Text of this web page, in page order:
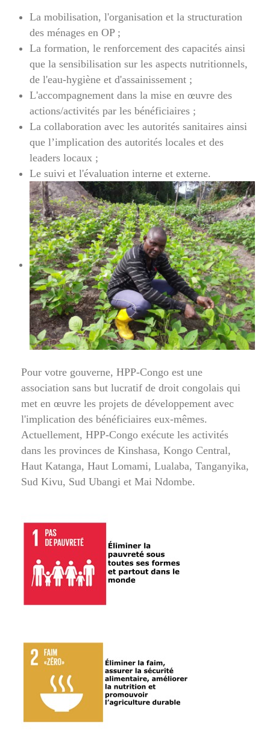
La mobilisation, l'organisation et la structuration
des ménages en OP ;
La formation, le renforcement des capacités ainsi
que la sensibilisation sur les aspects nutritionnels,
de l'eau-hygiène et d'assainissement ;
L'accompagnement dans la mise en œuvre des
actions/activités par les bénéficiaires ;
La collaboration avec les autorités sanitaires ainsi
que l’implication des autorités locales et des
leaders locaux ;
Le suivi et l'évaluation interne et externe.
Pour votre gouverne, HPP-Congo est une
association sans but lucratif de droit congolais qui
met en œuvre les projets de développement avec
l'implication des bénéficiaires eux-mêmes.
Actuellement, HPP-Congo exécute les activités
dans les provinces de Kinshasa, Kongo Central,
Haut Katanga, Haut Lomami, Lualaba, Tanganyika,
Sud Kivu, Sud Ubangi et Mai Ndombe.